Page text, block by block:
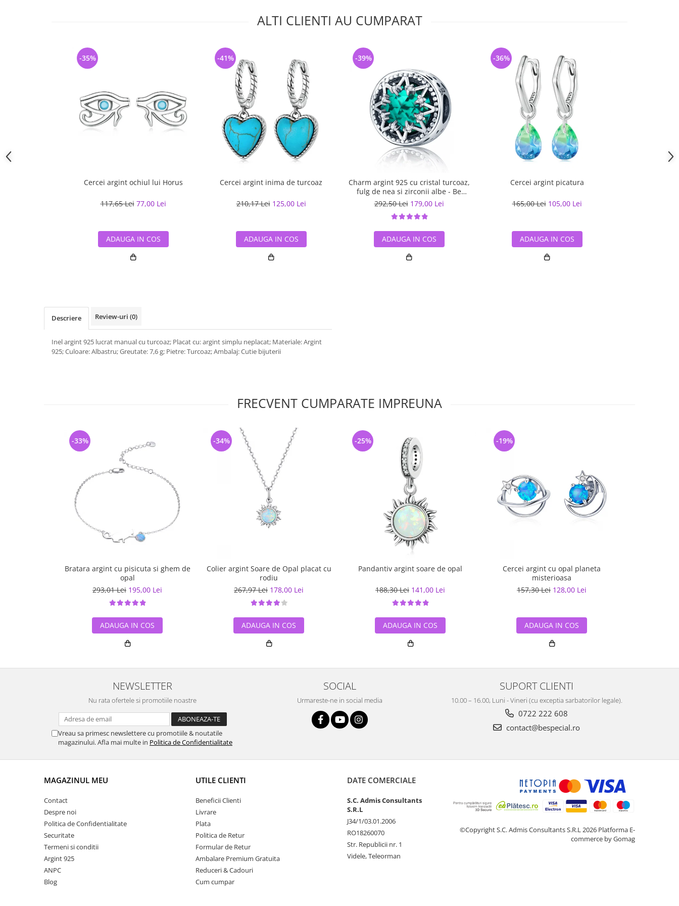
ALTI CLIENTI AU CUMPARAT
Cercei argint ochiul lui Horus
117,65 Lei 77,00 Lei
-35%
ADAUGA IN COS
Cercei argint inima de turcoaz
210,17 Lei 125,00 Lei
-41%
ADAUGA IN COS
Charm argint 925 cu cristal turcoaz,
fulg de nea si zirconii albe - Be
Nature PST0110
292,50 Lei 179,00 Lei
-39%
ADAUGA IN COS
Cercei argint picatura
165,00 Lei 105,00 Lei
-36%
ADAUGA IN COS
Descriere Review-uri (0)
Inel argint 925 lucrat manual cu turcoaz; Placat cu: argint simplu neplacat; Materiale: Argint
925; Culoare: Albastru; Greutate: 7,6 g; Pietre: Turcoaz; Ambalaj: Cutie bijuterii
FRECVENT CUMPARATE IMPREUNA
Bratara argint cu pisicuta si ghem de
opal
293,01 Lei 195,00 Lei
-33%
ADAUGA IN COS
Colier argint Soare de Opal placat cu
rodiu
267,97 Lei 178,00 Lei
-34%
ADAUGA IN COS
Pandantiv argint soare de opal
188,30 Lei 141,00 Lei
-25%
ADAUGA IN COS
Cercei argint cu opal planeta
misterioasa
157,30 Lei 128,00 Lei
-19%
ADAUGA IN COS
NEWSLETTER
Nu rata ofertele si promotiile noastre
Vreau sa primesc newslettere cu promotiile & noutatile
magazinului. Afla mai multe in Politica de Confidentialitate
SOCIAL
Urmareste-ne in social media
SUPORT CLIENTI
10.00 – 16.00, Luni - Vineri (cu exceptia sarbatorilor legale).
0722 222 608
contact@bespecial.ro
MAGAZINUL MEU
Contact
Despre noi
Politica de Confidentialitate
Securitate
Termeni si conditii
Argint 925
ANPC
Blog
UTILE CLIENTI
Beneficii Clienti
Livrare
Plata
Politica de Retur
Formular de Retur
Ambalare Premium Gratuita
Reduceri & Cadouri
Cum cumpar
DATE COMERCIALE
S.C. Admis Consultants
S.R.L
J34/1/03.01.2006
RO18260070
Str. Republicii nr. 1
Videle, Teleorman
©Copyright S.C. Admis Consultants S.R.L 2026 Platforma E-
commerce by Gomag